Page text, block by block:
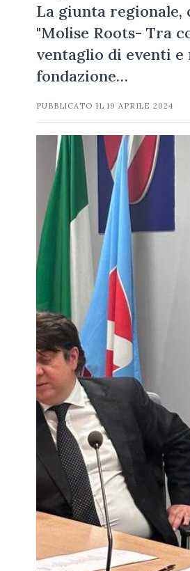
La giunta regionale,
"Molise Roots- Tra
ventaglio di eventi
fondazione…
PUBBLICATO IL19 APRILE 2024